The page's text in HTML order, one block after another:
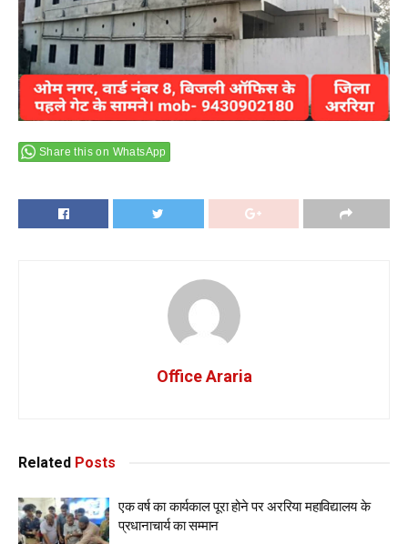
Share this on WhatsApp
Office Araria
Related Posts
एक वर्ष का कार्यकाल पूरा होने पर अररिया महाविद्यालय के
प्रधानाचार्य का सम्मान